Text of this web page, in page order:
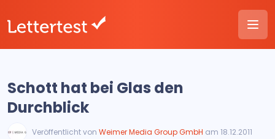
Schott hat bei Glas den
Durchblick
Veröffentlicht von Weimer Media Group GmbH am 18.12.2011